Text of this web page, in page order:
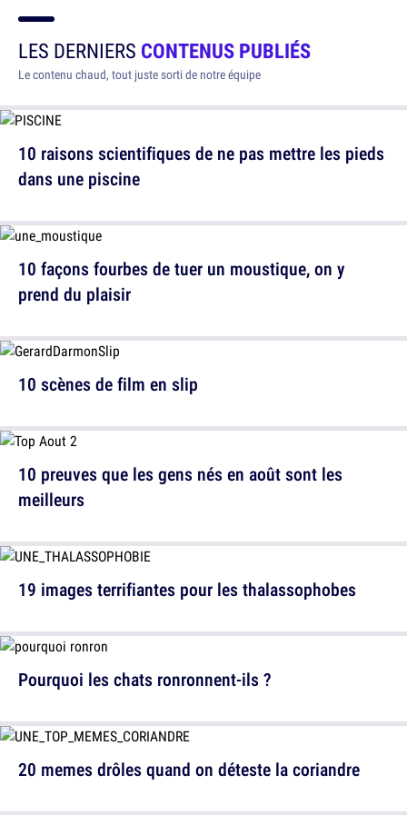
LES DERNIERS CONTENUS PUBLIÉS
Le contenu chaud, tout juste sorti de notre équipe
10 raisons scientifiques de ne pas mettre les pieds
dans une piscine
10 scènes de film en slip
19 images terrifiantes pour les thalassophobes
20 memes drôles quand on déteste la coriandre
10 façons fourbes de tuer un moustique, on y
prend du plaisir
10 preuves que les gens nés en août sont les
meilleurs
Pourquoi les chats ronronnent-ils ?